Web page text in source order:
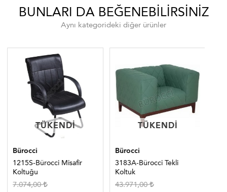
BUNLARI DA BEĞENEBILIRSINIZ
Aynı kategorideki diğer ürünler
TÜKENDI
TÜKENDI
Bürocci
1215S-Bürocci Misafir
Koltuğu
7.074,00
TÜKENDI
TÜKENDI
Bürocci
3183A-Bürocci Tekli
Koltuk
43.971,00